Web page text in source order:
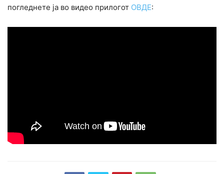
погледнете ја во видео прилогот ОВДЕ: